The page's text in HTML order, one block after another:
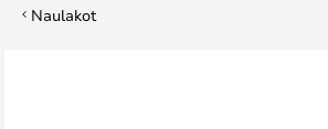
Naulakot